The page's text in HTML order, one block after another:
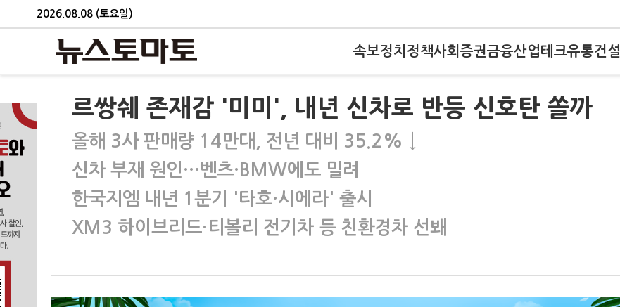
2026.08.08 (토요일)
속보정치 정책사회 증권금융산업테크유통건설
르쌍쉐 존재감 '미미', 내년 신차로 반등 신호탄 쏠까
올해 3사 판매량 14만대, 전년 대비 35.2% ↓
신차 부재 원인…벤츠·BMW에도 밀려
한국지엠 내년 1분기 '타호·시에라' 출시
XM3 하이브리드·티볼리 전기차 등 친환경차 선봬